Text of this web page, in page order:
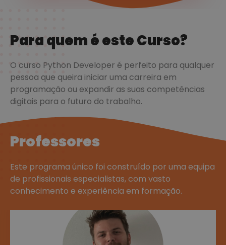
Para quem é este Curso?
O curso Python Developer é perfeito para qualquer
pessoa que queira iniciar uma carreira em
programação ou expandir as suas competências
digitais para o futuro do trabalho.
Professores
Este programa único foi construído por uma equipa
de profissionais especialistas, com vasto
conhecimento e experiência em formação.